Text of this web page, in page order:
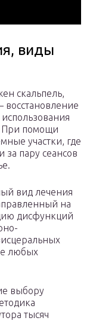
виды
скальпель,
восстановление
При помощи
участки, где
пару сеансов
вид лечения
на
дисфункций
любых
выбору
тысяч